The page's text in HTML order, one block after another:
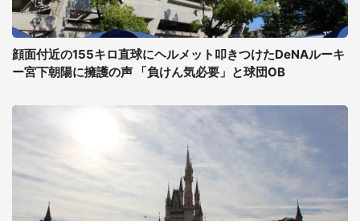
顔面付近の155キロ直球にヘルメット叩きつけたDeNAルーキ
ー宮下朝陽に擁護の声 「負けん気必要」と球団OB